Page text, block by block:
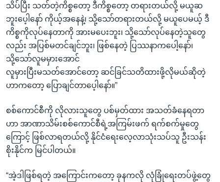
သိပ်ပြီး သတ်တဲ့ကိစ္စတော့ ဒီကိစ္စတော့ တရားတယ်လို့ မယူဆ
ဘူးပေ့ါနော် ကိုယ့်အနေနဲ့၊ သို့သော်တရားတယ်လို့ မယူပေမယ့် ဒီ
ကိစ္စကိုလုပ်နေတာကို အားမပေးဘူး၊ သို့သော်လုပ်နေတဲ့သူတွေ
လည်း အပြစ်မတင်ချင်ဘူး၊ ဖြစ်နေတဲ့ ပြဿနာကပေါ့နော်၊
သို့သော်လူမမှားအောင်
လူမှားပြီးမသတ်အောင်တော့ ဆင်ခြင်သတိထားဖို့လိုမယ်ဆိုတဲ့
ဟာကတော့ ပြောချင်တာပေ့ါနော်။”
စစ်ကောင်စီကို လိုလားသူတွေ ပစ်မှတ်ထား အသတ်ခံနေရတာ
ဟာ အာဏာသိမ်းစစ်ကောင်စီရဲ့အကြမ်းဖက် ရက်စက်မှုတွေ
ကြောင့် ဖြစ်လာရတယ်လို့ နိုင်ငံရေးလေ့လာသုံးသပ်သူ ဦးသန်း
စိုးနိုင်က မြင်ပါတယ်။
“အဲ့ဒါဖြစ်ရတဲ့ အကြောင်းကတော့ ခုနကလို လုံခြုံရေးတပ်ဖွဲ့တွေ